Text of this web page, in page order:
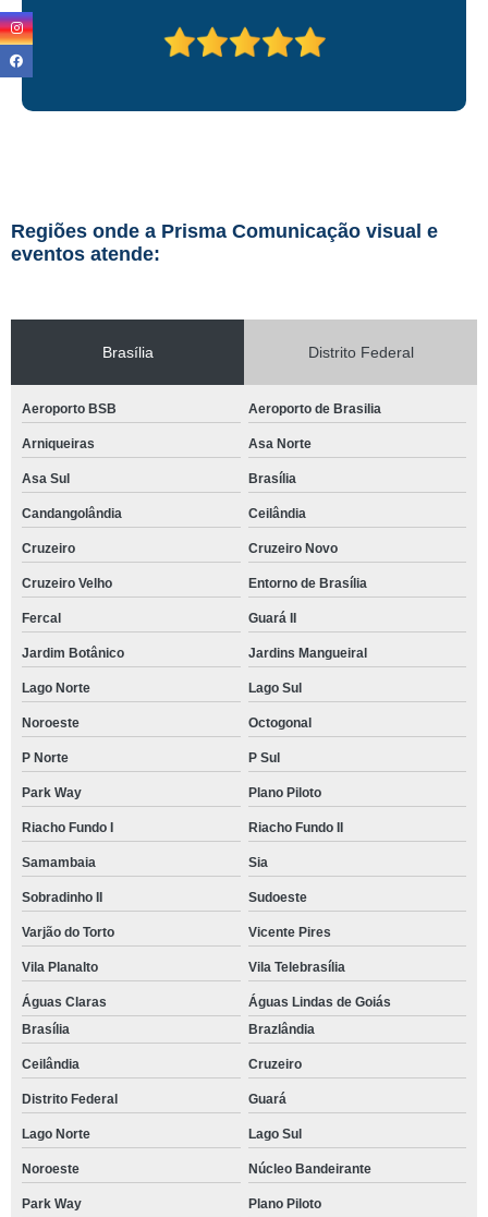
Regiões onde a Prisma Comunicação visual e
eventos atende:
Brasília Distrito Federal
Aeroporto BSB Aeroporto de Brasilia
Arniqueiras Asa Norte
Asa Sul Brasília
Candangolândia Ceilândia
Cruzeiro Cruzeiro Novo
Cruzeiro Velho Entorno de Brasília
Fercal Guará II
Jardim Botânico Jardins Mangueiral
Lago Norte Lago Sul
Noroeste Octogonal
P Norte P Sul
Park Way Plano Piloto
Riacho Fundo I Riacho Fundo II
Samambaia Sia
Sobradinho II Sudoeste
Varjão do Torto Vicente Pires
Vila Planalto Vila Telebrasília
Águas Claras
Águas Lindas de Goiás
Brasília
Brazlândia
Ceilândia Cruzeiro
Distrito Federal Guará
Lago Norte Lago Sul
Noroeste Núcleo Bandeirante
Park Way Plano Piloto